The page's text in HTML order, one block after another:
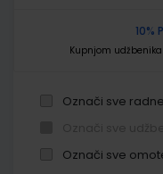
10%
Kupnjom
Označi sve
Označi sve